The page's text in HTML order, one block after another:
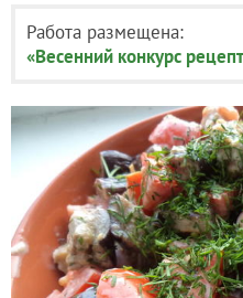
Работа размещена:
«Весенний конкурс